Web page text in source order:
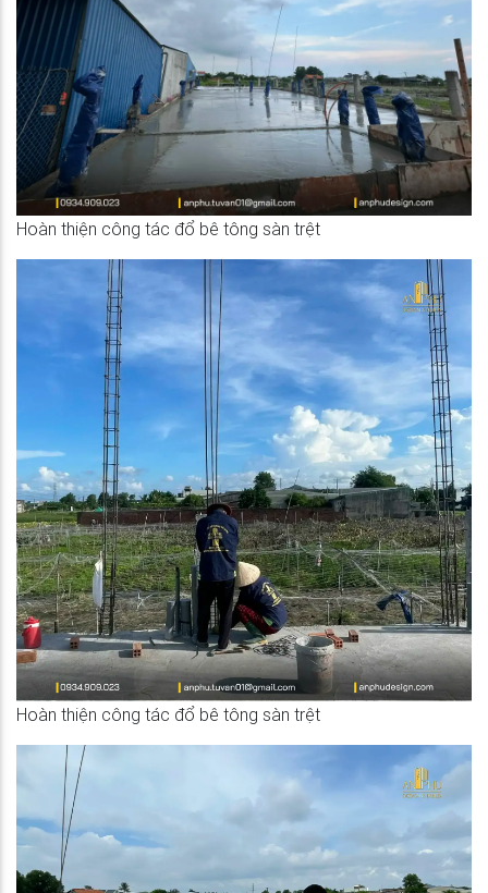
Hoàn thiện công tác đổ bê tông sàn trệt
Hoàn thiện công tác đổ bê tông sàn trệt